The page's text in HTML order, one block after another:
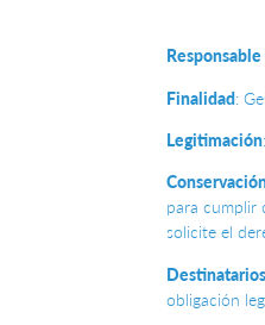
Finalidad:
Legitimación
para cumplir
solicite el
Destinatarios
obligación